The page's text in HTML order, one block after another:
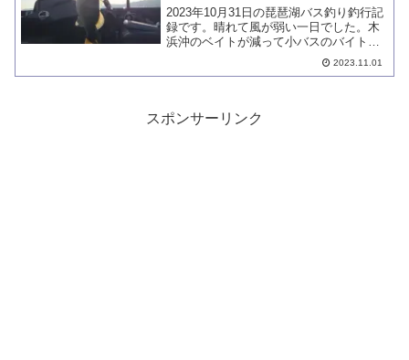
2023年10月31日の琵琶湖バス釣り釣行記
録です。晴れて風が弱い一日でした。木
浜沖のベイトが減って小バスのバイトも
減りました。ベイトのいる浚渫で良型を1
本キャッチしています。ベイトの存在が
2023.11.01
スポンサーリンク